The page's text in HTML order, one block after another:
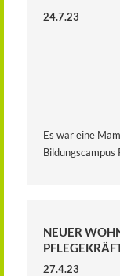
24.7.23
Es war eine
Bildungscampus
NEUER
27.4.23